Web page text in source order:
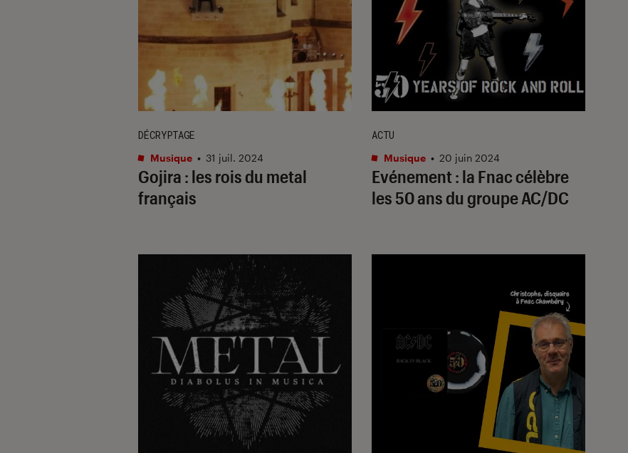
Gojira : les rois du metal
français
DÉCRYPTAGE
Musique • 31 juil. 2024
Evénement : la Fnac célèbre
les 50 ans du groupe AC/DC
ACTU
Musique • 20 juin 2024